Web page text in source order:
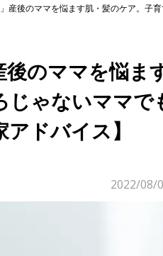
産後のママを悩ます肌・髪のケア。子
後のママを悩ま
じゃないママで
ドバイス】
2022/08/